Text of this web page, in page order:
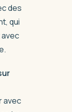
des
qui
avec